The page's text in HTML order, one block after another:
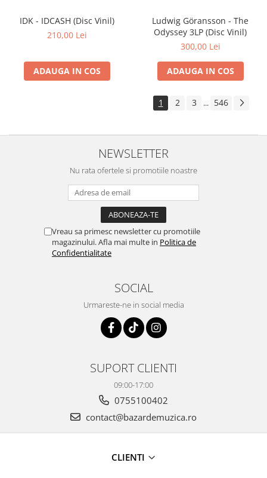
IDK - IDCASH (Disc Vinil)
210,00 Lei
ADAUGA IN COS
Ludwig Göransson - The
Odyssey 3LP (Disc Vinil)
300,00 Lei
ADAUGA IN COS
1 2 3 ... 546
NEWSLETTER
Nu rata ofertele si promotiile noastre
Vreau sa primesc newsletter cu promotiile
magazinului. Afla mai multe in Politica de
Confidentialitate
SOCIAL
Urmareste-ne in social media
SUPORT CLIENTI
09:00-17:00
0755100402
contact@bazardemuzica.ro
CLIENTI